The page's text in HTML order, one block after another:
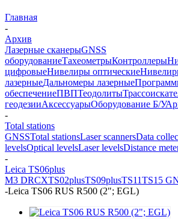
Главная
-
Архив
Лазерные сканерыGNSS
оборудованиеТахеометрыКонтроллеры
цифровыеНивелиры оптические
лазерныеДальномеры лазерные
обеспечениеПВПТеодолиты
геодезииАксессуарыОборудование Б/У
-
Total stations
GNSSTotal stationsLaser scannersData
levelsOptical levelsLaser levelsDistance
-
Leica TS06plus
M3 DRCXTS02plusTS09plusTS11TS15 G
-Leica TS06 RUS R500 (2"; EGL)